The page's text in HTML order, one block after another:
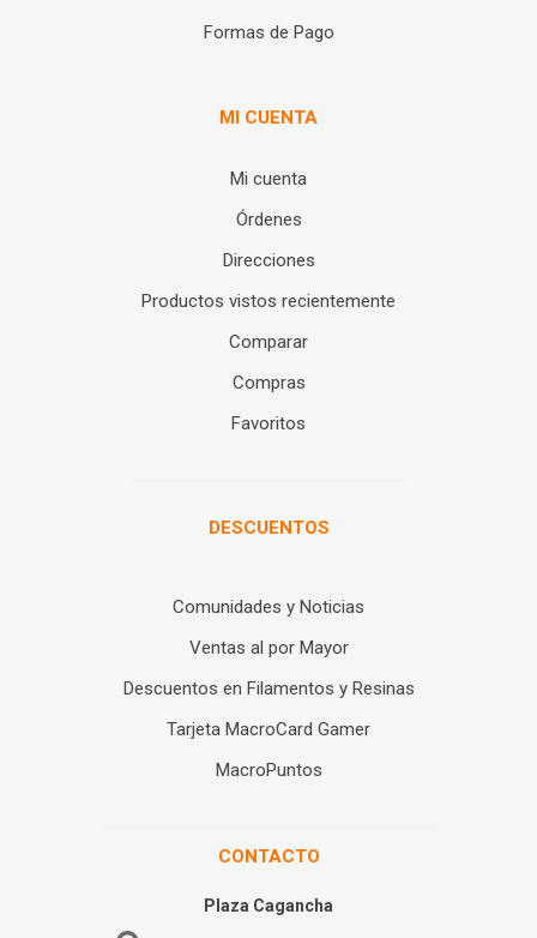
Formas de Pago
MI CUENTA
Mi cuenta
Órdenes
Direcciones
Productos vistos recientemente
Comparar
Compras
Favoritos
DESCUENTOS
Comunidades y Noticias
Ventas al por Mayor
Descuentos en Filamentos y Resinas
Tarjeta MacroCard Gamer
MacroPuntos
CONTACTO
Plaza Cagancha